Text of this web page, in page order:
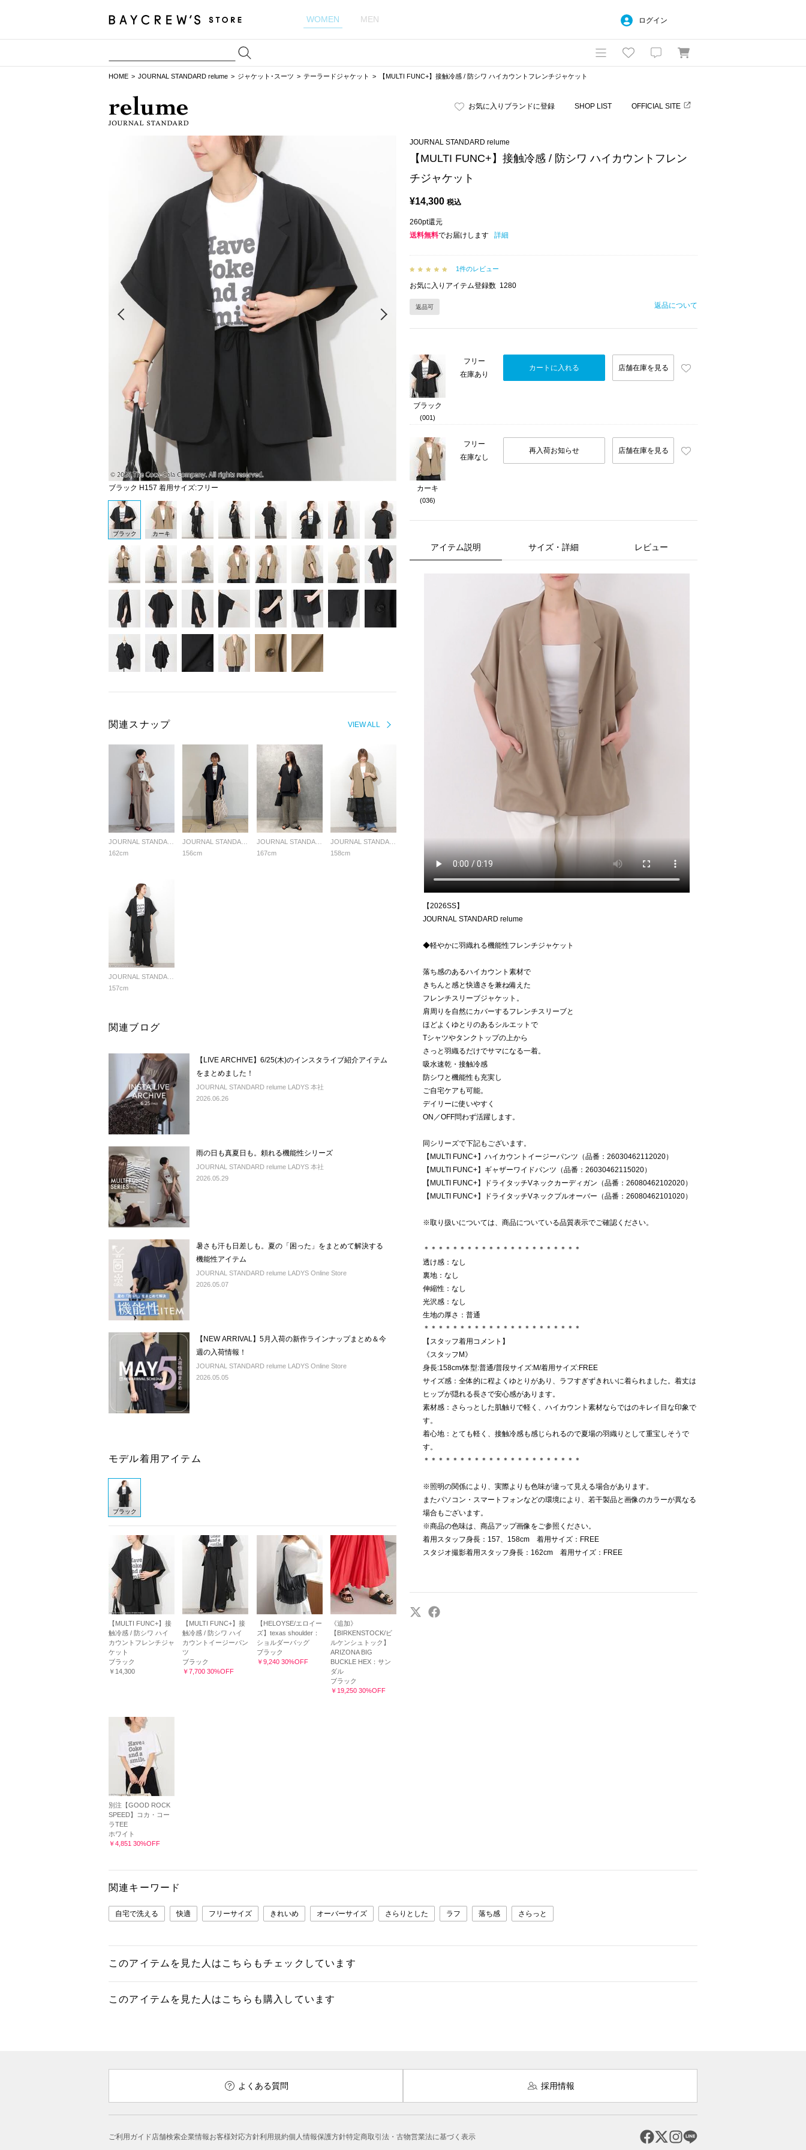
WOMEN MEN ログイン
HOME JOURNAL STANDARD relume ジャケット･スーツ テーラードジャケット 【MULTI FUNC+】接触冷感 / 防シワ ハイカウントフレンチジャケット
お気に入りブランドに登録 SHOP LIST OFFICIAL SITE
ブラック H157 着用サイズ:フリー
Prev
ブラック カーキ
VIEW ALL
関連スナップ
162cm
156cm
JOURNAL STANDARD relume LADYS
167cm
JOURNAL STANDARD relume LADYS
158cm
157cm
関連ブログ
【LIVE ARCHIVE】6/25(木)のインスタライブ紹介アイテム
をまとめました！
JOURNAL STANDARD relume LADYS 本社
2026.06.26
雨の日も真夏日も。頼れる機能性シリーズ
JOURNAL STANDARD relume LADYS 本社
2026.05.29
暑さも汗も日差しも。夏の「困った」をまとめて解決する
機能性アイテム
JOURNAL STANDARD relume LADYS Online Store
2026.05.07
【NEW ARRIVAL】5月入荷の新作ラインナップまとめ＆今
週の入荷情報！
JOURNAL STANDARD relume LADYS Online Store
2026.05.05
モデル着用アイテム
ブラック
【MULTI FUNC+】接
触冷感 / 防シワ ハイ
カウントフレンチジャ
ケット
ブラック
￥14,300
【MULTI FUNC+】接
触冷感 / 防シワ ハイ
カウントイージーパン
ツ
ブラック
￥7,700 30%OFF
【HELOYSE/エロイー
ズ】texas shoulder：
ショルダーバッグ
ブラック
￥9,240 30%OFF
《追加》
【BIRKENSTOCK/ビ
ルケンシュトック】
ARIZONA BIG
BUCKLE HEX：サン
ダル
ブラック
￥19,250 30%OFF
別注【GOOD ROCK
SPEED】コカ・コー
ラTEE
ホワイト
￥4,851 30%OFF
JOURNAL STANDARD relume
【MULTI FUNC+】接触冷感 / 防シワ ハイカウントフレン
チジャケット
¥14,300 税込
260pt還元
送料無料でお届けします 詳細
1件のレビュー
お気に入りアイテム登録数 1280
返品可 返品について
ブラック
(001)
フリー
在庫あり
カートに入れる 店舗在庫を見る
カーキ
(036)
フリー
在庫なし
再入荷お知らせ 店舗在庫を見る
アイテム説明 サイズ・詳細 レビュー
【2026SS】
JOURNAL STANDARD relume
◆軽やかに羽織れる機能性フレンチジャケット
落ち感のあるハイカウント素材で
きちんと感と快適さを兼ね備えた
フレンチスリーブジャケット。
肩周りを自然にカバーするフレンチスリーブと
ほどよくゆとりのあるシルエットで
Tシャツやタンクトップの上から
さっと羽織るだけでサマになる一着。
吸水速乾・接触冷感
防シワと機能性も充実し
ご自宅ケアも可能。
デイリーに使いやすく
ON／OFF問わず活躍します。
同シリーズで下記もございます。
【MULTI FUNC+】ハイカウントイージーパンツ（品番：26030462112020）
【MULTI FUNC+】ギャザーワイドパンツ（品番：26030462115020）
【MULTI FUNC+】ドライタッチVネックカーディガン（品番：26080462102020）
【MULTI FUNC+】ドライタッチVネックプルオーバー（品番：26080462101020）
※取り扱いについては、商品についている品質表示でご確認ください。
＊＊＊＊＊＊＊＊＊＊＊＊＊＊＊＊＊＊＊＊＊＊
透け感：なし
裏地：なし
伸縮性：なし
光沢感：なし
生地の厚さ：普通
＊＊＊＊＊＊＊＊＊＊＊＊＊＊＊＊＊＊＊＊＊＊
【スタッフ着用コメント】
《スタッフM》
身長:158cm/体型:普通/普段サイズ:M/着用サイズ:FREE
サイズ感：全体的に程よくゆとりがあり、ラフすぎずきれいに着られました。着丈は
ヒップが隠れる長さで安心感があります。
素材感：さらっとした肌触りで軽く、ハイカウント素材ならではのキレイ目な印象で
す。
着心地：とても軽く、接触冷感も感じられるので夏場の羽織りとして重宝しそうで
す。
＊＊＊＊＊＊＊＊＊＊＊＊＊＊＊＊＊＊＊＊＊＊
※照明の関係により、実際よりも色味が違って見える場合があります。
またパソコン・スマートフォンなどの環境により、若干製品と画像のカラーが異なる
場合もございます。
※商品の色味は、商品アップ画像をご参照ください。
着用スタッフ身長：157、158cm 着用サイズ：FREE
スタジオ撮影着用スタッフ身長：162cm 着用サイズ：FREE
関連キーワード
自宅で洗える 快適 フリーサイズ きれいめ オーバーサイズ さらりとした ラフ 落ち感 さらっと
このアイテムを見た人はこちらもチェックしています
このアイテムを見た人はこちらも購入しています
よくある質問 採用情報
ご利用ガイド店舗検索企業情報お客様対応方針利用規約個人情報保護方針特定商取引法・古物営業法に基づく表示